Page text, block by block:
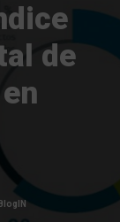
de
en
BlogIN